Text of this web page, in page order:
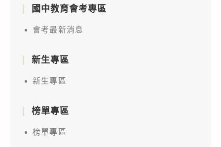
國中教育會考專區
會考最新消息
新生專區
新生專區
榜單專區
榜單專區